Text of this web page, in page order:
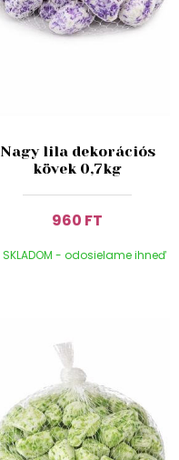
Nagy lila dekorációs
kövek 0,7kg
960 FT
SKLADOM - odosielame ihneď